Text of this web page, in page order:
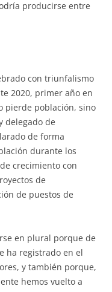
producirse entre
con triunfalismo
2020, primer año en
pierde población, sino
delegado de
de forma
durante los
crecimiento con
de
de puestos de
en plural porque de
ha registrado en el
y también porque,
hemos vuelto a